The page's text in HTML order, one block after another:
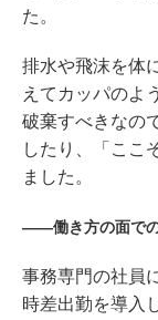
た。
排水や飛沫を体
えてカッパのよ
破棄すべきなの
したり、「ここ
ました。
――働き方の面での
事務専門の社員
時差出勤を導入